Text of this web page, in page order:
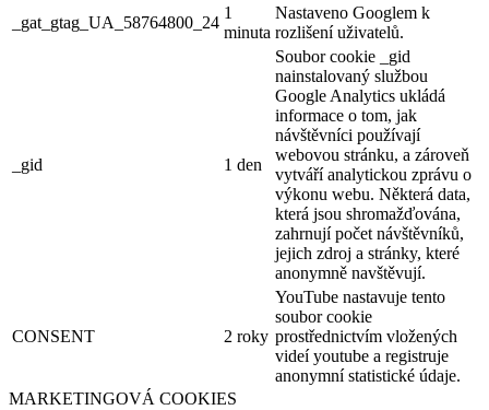
_gat_gtag_UA_58764800_24
1
minuta
Nastaveno Googlem k
rozlišení uživatelů.
_gid 1 den
Soubor cookie _gid
nainstalovaný službou
Google Analytics ukládá
informace o tom, jak
návštěvníci používají
webovou stránku, a zároveň
vytváří analytickou zprávu o
výkonu webu. Některá data,
která jsou shromažďována,
zahrnují počet návštěvníků,
jejich zdroj a stránky, které
anonymně navštěvují.
CONSENT 2 roky
YouTube nastavuje tento
soubor cookie
prostřednictvím vložených
videí youtube a registruje
anonymní statistické údaje.
MARKETINGOVÁ COOKIES